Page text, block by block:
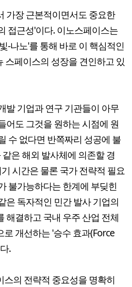
가장 근본적이면서도 중요한
접근성'이다. 이노스페이스는
-나노'를 통해 바로 이 핵심적인
스페이스의 성장을 견인하고 있
발 기업과 연구 기관들이 아무
어도 그것을 원하는 시점에 원
수 없다면 반쪽짜리 성공에 불
은 해외 발사체에 의존할 경
시간은 물론 국가 전략적 필요
불가능하다는 한계에 부딪힌
은 독자적인 민간 발사 기업의
해결하고 국내 우주 산업 전체
개선하는 '승수 효과(Force
.
의 전략적 중요성을 명확히